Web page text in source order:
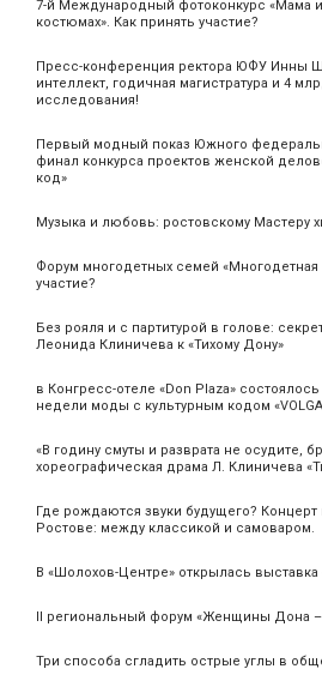
7-й Международный фотоконкурс «Мама
костюмах». Как принять участие?
Пресс-конференция ректора ЮФУ Инны
интеллект, годичная магистратура и 4
исследования!
Первый модный показ Южного
финал конкурса проектов женской
код»
Музыка и любовь: ростовскому Мастеру
Форум многодетных семей «Многодетная
участие?
Без рояля и с партитурой в голове:
Леонида Клиничева к «Тихому Дону»
в Конгресс-отеле «Don Plaza»
недели моды с культурным кодом «VOLGA
«В годину смуты и разврата не осудите,
хореографическая драма Л. Клиничева
Где рождаются звуки будущего?
Ростове: между классикой и самоваром.
В «Шолохов-Центре» открылась выставка
II региональный форум «Женщины Дона
Три способа сгладить острые углы в